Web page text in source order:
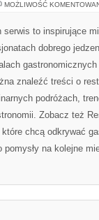
MOŻLIWOŚĆ
serwis to inspirujące
dobrego
znaleźć treści o
podróżach,
Zobacz też
chcą odkrywać
na kolejne